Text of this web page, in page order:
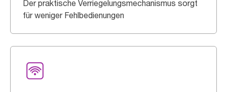
Der praktische Verriegelungsmechanismus sorgt
für weniger Fehlbedienungen